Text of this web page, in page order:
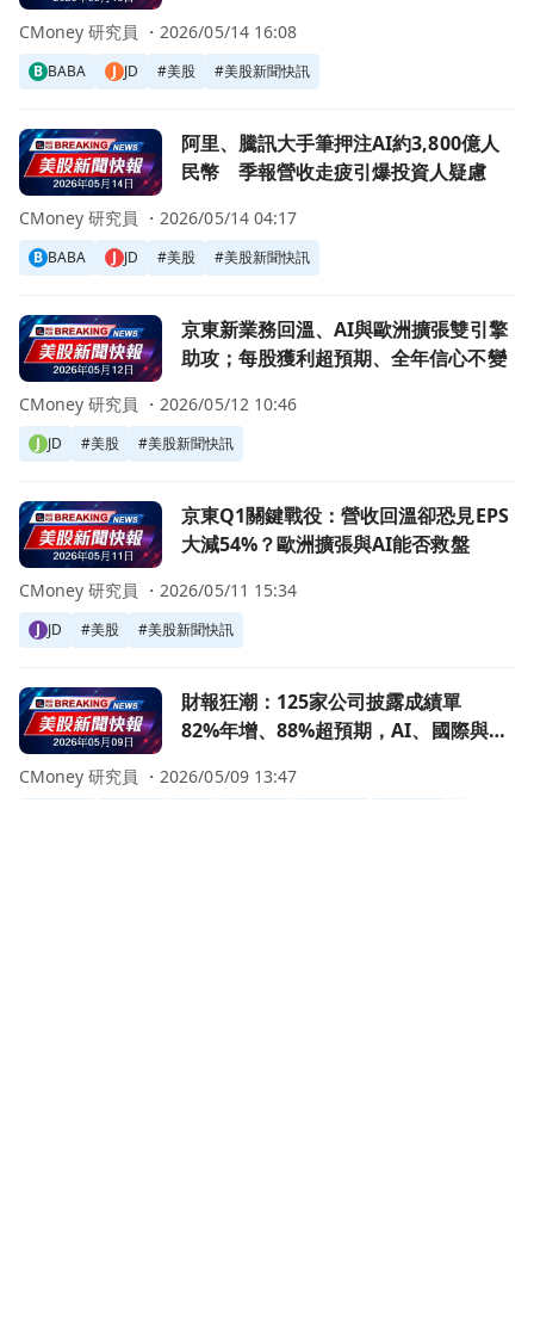
B BABA J JD #美股 #美股新聞快訊
CMoney 研究員 ・2026/05/14 16:08
前往阿里、騰訊大手筆押注AI約3,800億人民幣 季報營收走
阿里、騰訊大手筆押注AI約3,800億人
民幣 季報營收走疲引爆投資人疑慮
B BABA J JD #美股 #美股新聞快訊
CMoney 研究員 ・2026/05/14 04:17
前往京東新業務回溫、AI與歐洲擴張雙引擎助攻；每股獲利
京東新業務回溫、AI與歐洲擴張雙引擎
助攻；每股獲利超預期、全年信心不變
J JD #美股 #美股新聞快訊
CMoney 研究員 ・2026/05/12 10:46
前往京東Q1關鍵戰役：營收回溫卻恐見EPS大減54%？歐洲
京東Q1關鍵戰役：營收回溫卻恐見EPS
大減54%？歐洲擴張與AI能否救盤
J JD #美股 #美股新聞快訊
CMoney 研究員 ・2026/05/11 15:34
前往財報狂潮：125家公司披露成績單 82%年增、88%超預
財報狂潮：125家公司披露成績單
82%年增、88%超預期，AI、國際與能
CMoney 研究員 ・2026/05/09 13:47